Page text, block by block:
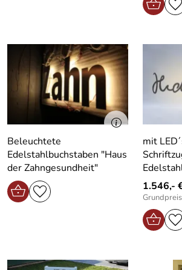
Beleuchtete
Edelstahlbuchstaben "Haus
der Zahngesundheit"
mit
1.546,-